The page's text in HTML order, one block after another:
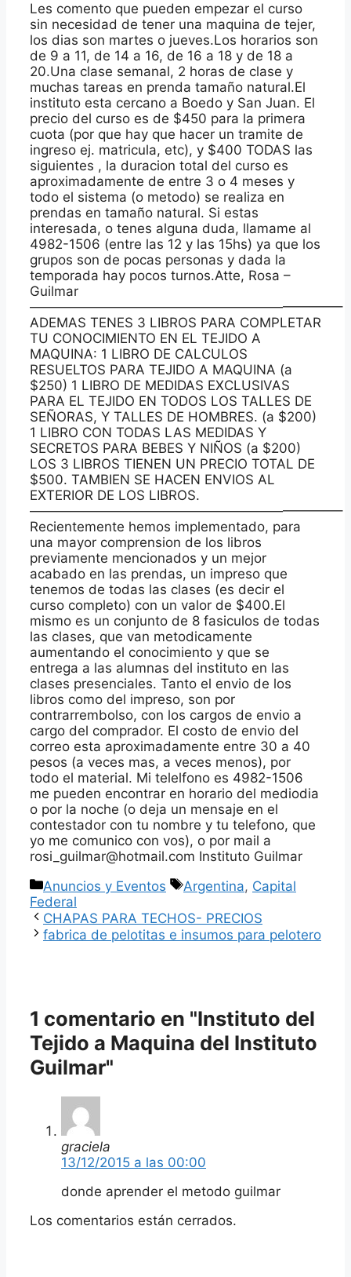
Les comento que pueden empezar el curso
sin necesidad de tener una maquina de tejer,
los dias son martes o jueves.Los horarios son
de 9 a 11, de 14 a 16, de 16 a 18 y de 18 a
20.Una clase semanal, 2 horas de clase y
muchas tareas en prenda tamaño natural.El
instituto esta cercano a Boedo y San Juan. El
precio del curso es de $450 para la primera
cuota (por que hay que hacer un tramite de
ingreso ej. matricula, etc), y $400 TODAS las
siguientes , la duracion total del curso es
aproximadamente de entre 3 o 4 meses y
todo el sistema (o metodo) se realiza en
prendas en tamaño natural. Si estas
interesada, o tenes alguna duda, llamame al
4982-1506 (entre las 12 y las 15hs) ya que los
grupos son de pocas personas y dada la
temporada hay pocos turnos.Atte, Rosa –
Guilmar
———————————————————————–
ADEMAS TENES 3 LIBROS PARA COMPLETAR
TU CONOCIMIENTO EN EL TEJIDO A
MAQUINA: 1 LIBRO DE CALCULOS
RESUELTOS PARA TEJIDO A MAQUINA (a
$250) 1 LIBRO DE MEDIDAS EXCLUSIVAS
PARA EL TEJIDO EN TODOS LOS TALLES DE
SEÑORAS, Y TALLES DE HOMBRES. (a $200)
1 LIBRO CON TODAS LAS MEDIDAS Y
SECRETOS PARA BEBES Y NIÑOS (a $200)
LOS 3 LIBROS TIENEN UN PRECIO TOTAL DE
$500. TAMBIEN SE HACEN ENVIOS AL
EXTERIOR DE LOS LIBROS.
———————————————————————–
Recientemente hemos implementado, para
una mayor comprension de los libros
previamente mencionados y un mejor
acabado en las prendas, un impreso que
tenemos de todas las clases (es decir el
curso completo) con un valor de $400.El
mismo es un conjunto de 8 fasiculos de todas
las clases, que van metodicamente
aumentando el conocimiento y que se
entrega a las alumnas del instituto en las
clases presenciales. Tanto el envio de los
libros como del impreso, son por
contrarrembolso, con los cargos de envio a
cargo del comprador. El costo de envio del
correo esta aproximadamente entre 30 a 40
pesos (a veces mas, a veces menos), por
todo el material. Mi telelfono es 4982-1506
me pueden encontrar en horario del mediodia
o por la noche (o deja un mensaje en el
contestador con tu nombre y tu telefono, que
yo me comunico con vos), o por mail a
rosi_guilmar@hotmail.com Instituto Guilmar
Categorías
Anuncios y Eventos Etiquetas
Argentina, Capital
Federal
CHAPAS PARA TECHOS- PRECIOS
fabrica de pelotitas e insumos para pelotero
1 comentario en "Instituto del
Tejido a Maquina del Instituto
Guilmar"
graciela
13/12/2015 a las 00:00
donde aprender el metodo guilmar
Los comentarios están cerrados.